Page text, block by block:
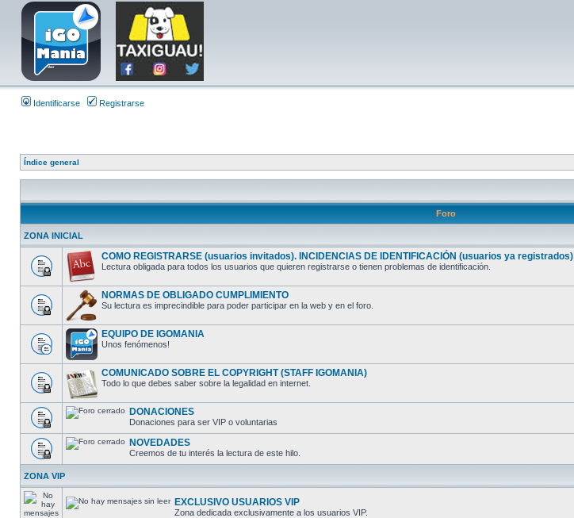
Identificarse Registrarse
Índice general
Foro
ZONA INICIAL
COMO REGISTRARSE (usuarios invitados). INCIDENCIAS DE IDENTIFICACIÓN (usuarios ya registrados)
Lectura obligada para todos los usuarios que quieren registrarse o tienen problemas de identificación.
NORMAS DE OBLIGADO CUMPLIMIENTO
Su lectura es imprecindible para poder participar en la web y en el foro.
EQUIPO DE IGOMANIA
Unos fenómenos!
COMUNICADO SOBRE EL COPYRIGHT (STAFF IGOMANIA)
Todo lo que debes saber sobre la legalidad en internet.
DONACIONES
Donaciones para ser VIP o voluntarias
NOVEDADES
Creemos de tu interés la lectura de este hilo.
ZONA VIP
EXCLUSIVO USUARIOS VIP
Zona dedicada exclusivamente a los usuarios VIP.